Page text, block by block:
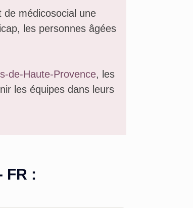
médicosocial une
les personnes âgées
de-Haute-Provence, les
les équipes dans leurs
FR :